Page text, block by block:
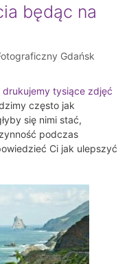
będąc na
Gdańsk
drukujemy tysiące zdjęć
często jak
się nimi stać,
podczas
Ci jak ulepszyć